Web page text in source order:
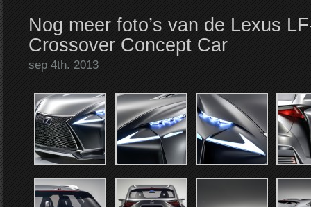
Nog meer foto’s van de Lexus
Crossover Concept Car
sep 4th. 2013